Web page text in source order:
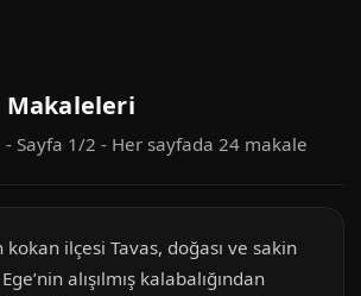
Makaleleri
Sayfa 1/2 - Her sayfada 24 makale
kokan ilçesi Tavas, doğası ve sakin
alışılmış kalabalığından